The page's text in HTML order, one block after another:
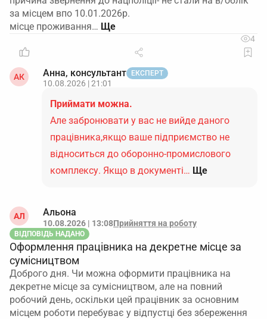
за місцем впо 10.01.2026р.
місце проживання…
4
АК Анна, консультант ЕКСПЕРТ
10.08.2026 | 21:01
Приймати можна.
Але забронювати у вас не вийде даного
працівника,якщо ваше підприємство не
відноситься до оборонно-промислового
комплексу. Якщо в документі… Ще
АЛ Альона
10.08.2026 | 13:08Прийняття на роботу
ВІДПОВІДЬ НАДАНО
Оформлення працівника на декретне місце за
сумісництвом
Доброго дня. Чи можна оформити працівника на
декретне місце за сумісництвом, але на повний
робочий день, оскільки цей працівник за основним
місцем роботи перебуває у відпустці без збереження